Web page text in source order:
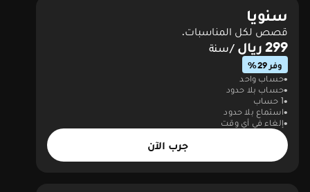
سنويا
قصص لكل المناسبات.
299 ريال /سنة
وفر 29%
حساب واحد
حساب بلا حدود
1 حساب
استماع بلا حدود
إلغاء في أي وقت
جرب الآن